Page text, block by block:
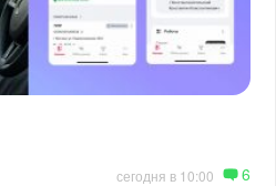
сегодня в 10:00 6